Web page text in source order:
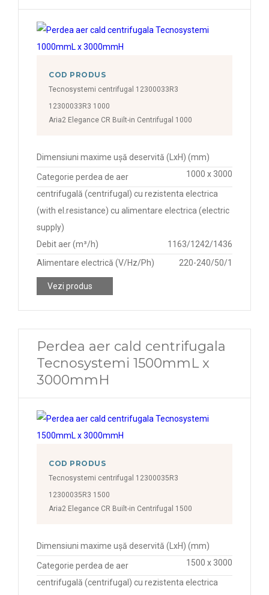
COD PRODUS
Tecnosystemi centrifugal 12300033R3
12300033R3 1000
Aria2 Elegance CR Built-in Centrifugal 1000
Dimensiuni maxime ușă deservită (LxH) (mm)
1000 x 3000
Categorie perdea de aer
centrifugală (centrifugal) cu rezistenta electrica
(with el.resistance) cu alimentare electrica (electric
supply)
Debit aer (m³/h)
1163/1242/1436
Alimentare electrică (V/Hz/Ph)
220-240/50/1
Vezi produs
Perdea aer cald centrifugala
Tecnosystemi 1500mmL x
3000mmH
COD PRODUS
Tecnosystemi centrifugal 12300035R3
12300035R3 1500
Aria2 Elegance CR Built-in Centrifugal 1500
Dimensiuni maxime ușă deservită (LxH) (mm)
1500 x 3000
Categorie perdea de aer
centrifugală (centrifugal) cu rezistenta electrica